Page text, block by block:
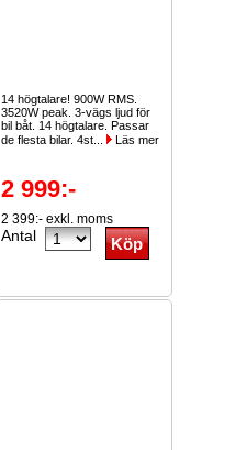
14 högtalare! 900W RMS.
3520W peak. 3-vägs ljud för
bil båt. 14 högtalare. Passar
de flesta bilar. 4st...
Läs mer
2 999:-
2 399:- exkl. moms
Antal